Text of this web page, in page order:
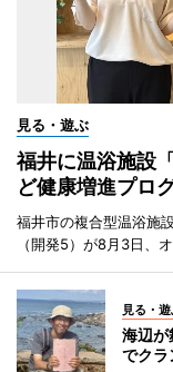
見る・遊ぶ
福井に温浴施設
ど健康増進プロ
福井市の複合型温浴施
（開発5）が8月3日、
見る・
海辺
でクラ